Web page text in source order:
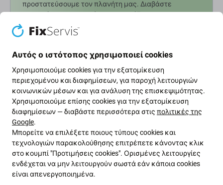
προστατεύσουμε τον πλανήτη μας. Διαβάστε
περισσότερα για το πώς προσαρμόζουμε τις
διαδικασίες μας ώστε να το μειώσουμε.
Ενημερωτικό δελτίο Fix
Εγγραφείτε για να λαμβάνετε τακτικά πληροφορίες σχετικά
με εκπτώσεις και νέα από την προσφορά μας. Ταυτόχρονα,
με την υποβολή αυτής της φόρμας, επιβεβαιώνω ότι είμαι
άνω των 16 ετών.
Εγγραφή
Αυτός ο ιστότοπος χρησιμοποιεί cookies
Χρησιμοποιούμε cookies για την εξατομίκευση
περιεχομένου και διαφημίσεων, για παροχή λειτουργιών
κοινωνικών μέσων και για ανάλυση της επισκεψιμότητας.
Χρησιμοποιούμε επίσης cookies για την εξατομίκευση
διαφημίσεων — διαβάστε περισσότερα στις πολιτικές της
Google.
Μπορείτε να επιλέξετε ποιους τύπους cookies και
τεχνολογιών παρακολούθησης επιτρέπετε κάνοντας κλικ
στο κουμπί "Προτιμήσεις cookies". Ορισμένες λειτουργίες
ενδέχεται να μην λειτουργούν σωστά εάν κάποια cookies
είναι απενεργοποιημένα.